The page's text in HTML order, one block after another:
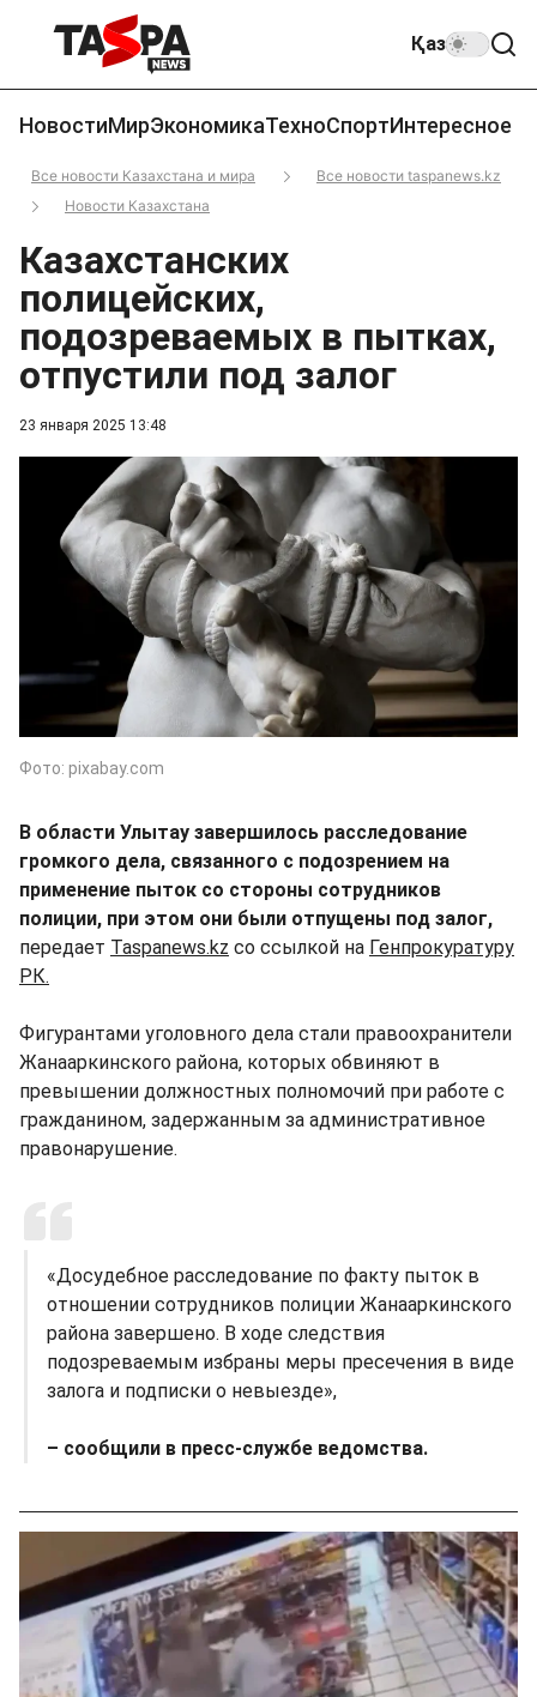
Қаз
НовостиМирЭкономикаТехноСпортИнтересное
Все новости Казахстана и мира
Все новости taspanews.kz
Новости Казахстана
23 января 2025 13:48
Казахстанских
полицейских,
подозреваемых в пытках,
отпустили под залог
Фото: pixabay.com
В области Улытау завершилось расследование
громкого дела, связанного с подозрением на
применение пыток со стороны сотрудников
полиции, при этом они были отпущены под залог,
передает Taspanews.kz со ссылкой на Генпрокуратуру
РК.
Фигурантами уголовного дела стали правоохранители
Жанааркинского района, которых обвиняют в
превышении должностных полномочий при работе с
гражданином, задержанным за административное
правонарушение.
«Досудебное расследование по факту пыток в
отношении сотрудников полиции Жанааркинского
района завершено. В ходе следствия
подозреваемым избраны меры пресечения в виде
залога и подписки о невыезде»,
– сообщили в пресс-службе ведомства.